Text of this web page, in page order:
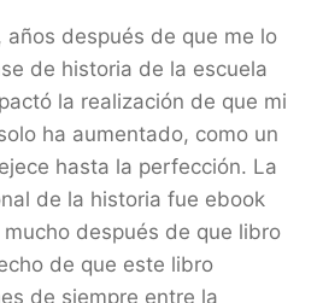
después de que me lo
de historia de la escuela
la realización de que mi
ha aumentado, como un
hasta la perfección. La
de la historia fue ebook
después de que libro
de que este libro
de siempre entre la